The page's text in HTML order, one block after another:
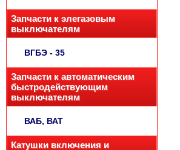
Запчасти к элегазовым
выключателям
ВГБЭ - 35
Запчасти к автоматическим
быстродействующим
выключателям
ВАБ, ВАТ
Катушки включения и